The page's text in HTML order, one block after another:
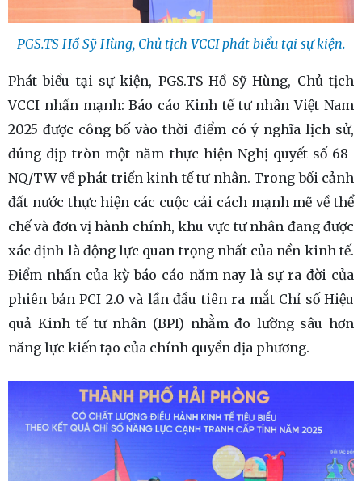
PGS.TS Hồ Sỹ Hùng, Chủ tịch VCCI phát biểu tại sự kiện.
Phát biểu tại sự kiện, PGS.TS Hồ Sỹ Hùng, Chủ tịch
VCCI nhấn mạnh: Báo cáo Kinh tế tư nhân Việt Nam
2025 được công bố vào thời điểm có ý nghĩa lịch sử,
đúng dịp tròn một năm thực hiện Nghị quyết số 68-
NQ/TW về phát triển kinh tế tư nhân. Trong bối cảnh
đất nước thực hiện các cuộc cải cách mạnh mẽ về thể
chế và đơn vị hành chính, khu vực tư nhân đang được
xác định là động lực quan trọng nhất của nền kinh tế.
Điểm nhấn của kỳ báo cáo năm nay là sự ra đời của
phiên bản PCI 2.0 và lần đầu tiên ra mắt Chỉ số Hiệu
quả Kinh tế tư nhân (BPI) nhằm đo lường sâu hơn
năng lực kiến tạo của chính quyền địa phương.